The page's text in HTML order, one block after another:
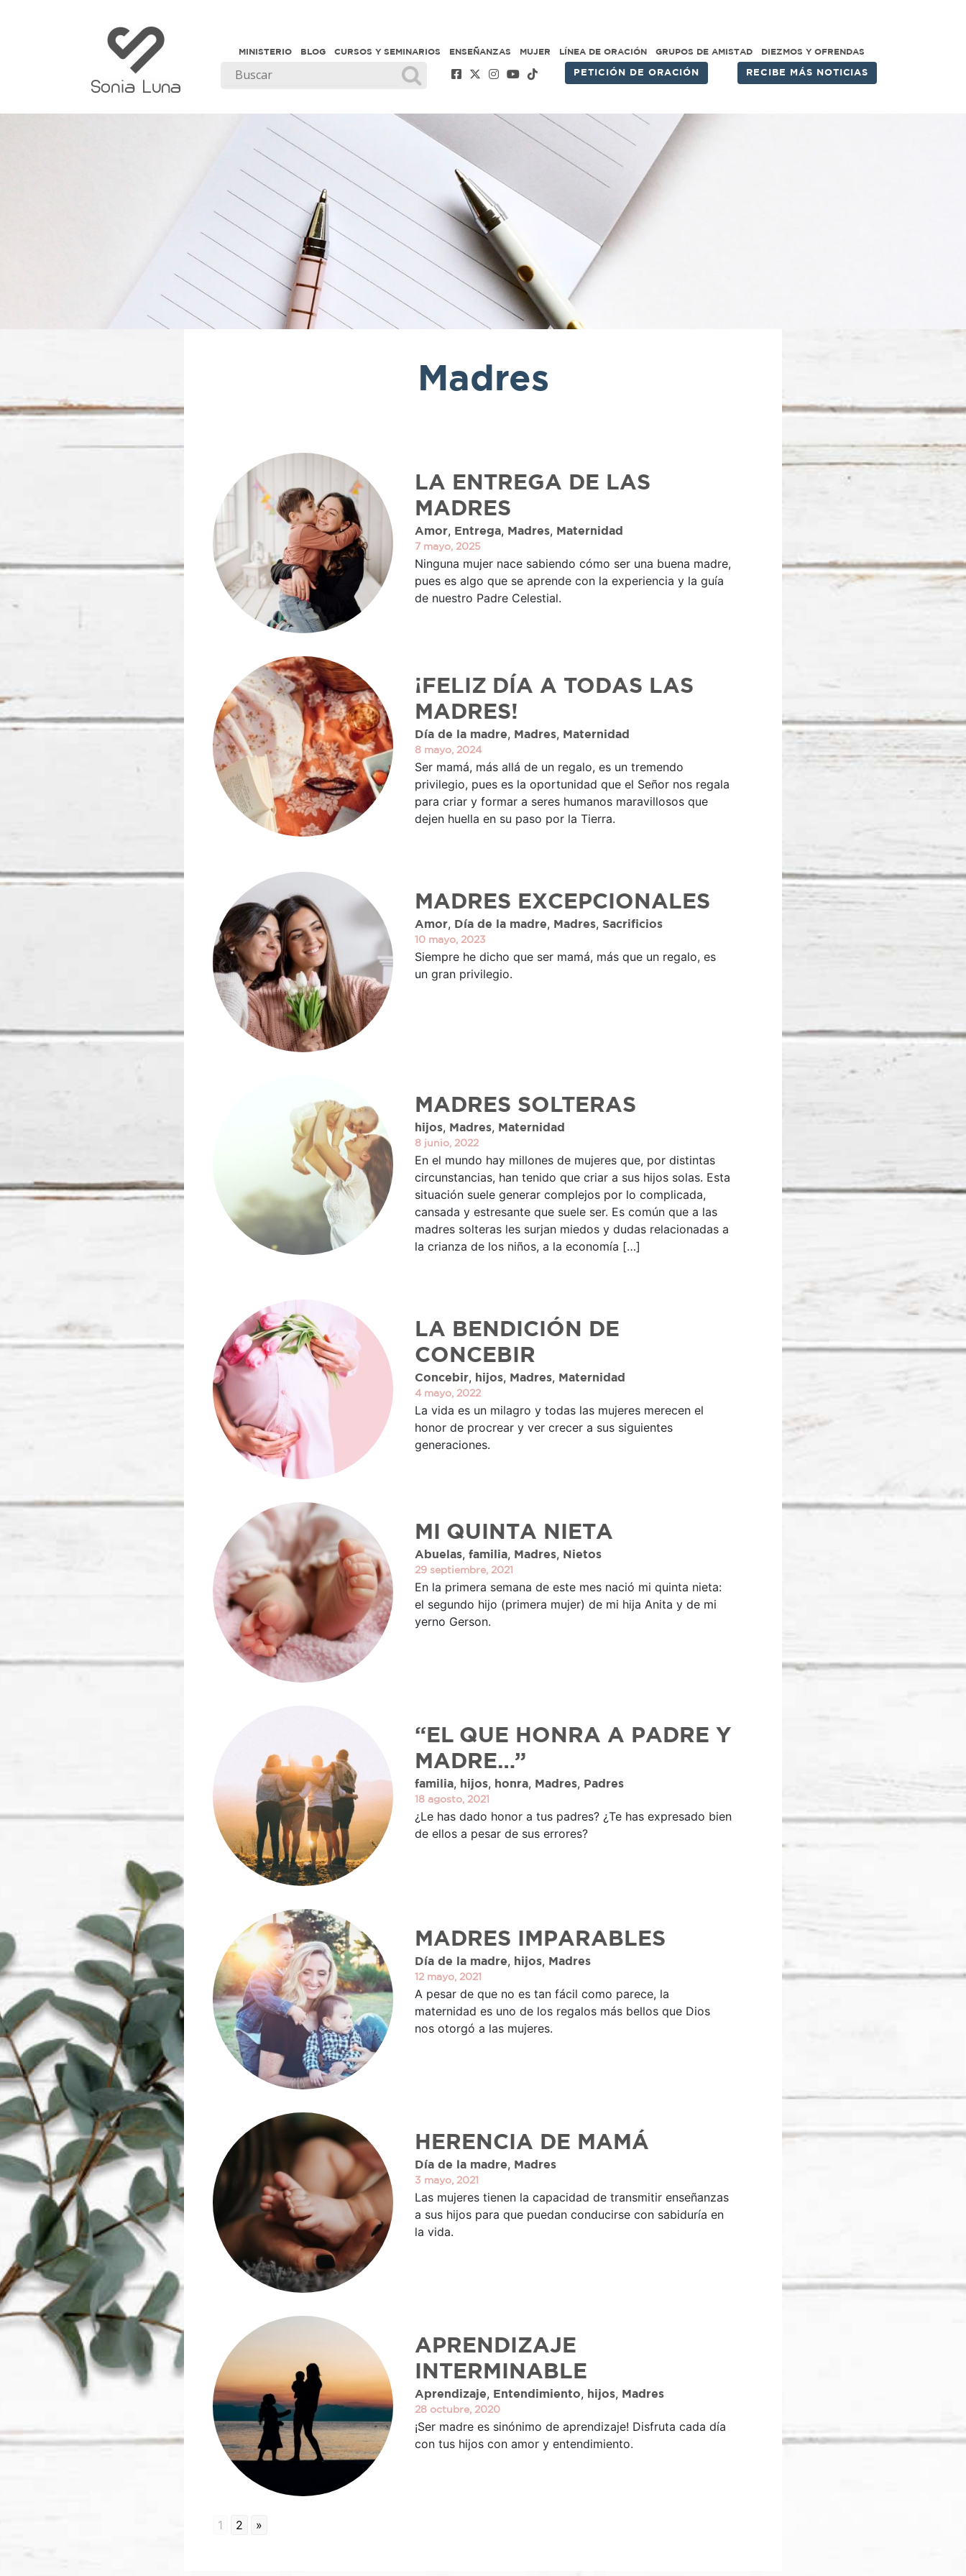
MINISTERIO BLOG CURSOS Y SEMINARIOS ENSEÑANZAS MUJER LÍNEA DE ORACIÓN GRUPOS DE AMISTAD DIEZMOS Y OFRENDAS
PETICIÓN DE ORACIÓN RECIBE MÁS NOTICIAS
Madres
LA ENTREGA DE LAS
MADRES
Amor, Entrega, Madres, Maternidad
7 mayo, 2025
Ninguna mujer nace sabiendo cómo ser una buena madre,
pues es algo que se aprende con la experiencia y la guía
de nuestro Padre Celestial.
¡FELIZ DÍA A TODAS LAS
MADRES!
Día de la madre, Madres, Maternidad
8 mayo, 2024
Ser mamá, más allá de un regalo, es un tremendo
privilegio, pues es la oportunidad que el Señor nos regala
para criar y formar a seres humanos maravillosos que
dejen huella en su paso por la Tierra.
MADRES EXCEPCIONALES
Amor, Día de la madre, Madres, Sacrificios
10 mayo, 2023
Siempre he dicho que ser mamá, más que un regalo, es
un gran privilegio.
MADRES SOLTERAS
hijos, Madres, Maternidad
8 junio, 2022
En el mundo hay millones de mujeres que, por distintas
circunstancias, han tenido que criar a sus hijos solas. Esta
situación suele generar complejos por lo complicada,
cansada y estresante que suele ser. Es común que a las
madres solteras les surjan miedos y dudas relacionadas a
la crianza de los niños, a la economía […]
LA BENDICIÓN DE
CONCEBIR
Concebir, hijos, Madres, Maternidad
4 mayo, 2022
La vida es un milagro y todas las mujeres merecen el
honor de procrear y ver crecer a sus siguientes
generaciones.
MI QUINTA NIETA
Abuelas, familia, Madres, Nietos
29 septiembre, 2021
En la primera semana de este mes nació mi quinta nieta:
el segundo hijo (primera mujer) de mi hija Anita y de mi
yerno Gerson.
“EL QUE HONRA A PADRE Y
MADRE…”
familia, hijos, honra, Madres, Padres
18 agosto, 2021
¿Le has dado honor a tus padres? ¿Te has expresado bien
de ellos a pesar de sus errores?
MADRES IMPARABLES
Día de la madre, hijos, Madres
12 mayo, 2021
A pesar de que no es tan fácil como parece, la
maternidad es uno de los regalos más bellos que Dios
nos otorgó a las mujeres.
HERENCIA DE MAMÁ
Día de la madre, Madres
3 mayo, 2021
Las mujeres tienen la capacidad de transmitir enseñanzas
a sus hijos para que puedan conducirse con sabiduría en
la vida.
APRENDIZAJE
INTERMINABLE
Aprendizaje, Entendimiento, hijos, Madres
28 octubre, 2020
¡Ser madre es sinónimo de aprendizaje! Disfruta cada día
con tus hijos con amor y entendimiento.
1 2 »